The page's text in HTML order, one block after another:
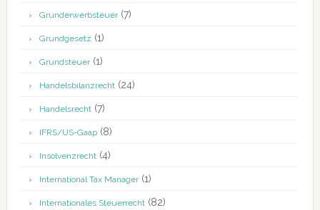
Grunderwerbsteuer(7)
Grundgesetz (1)
Grundsteuer(1)
Handelsbilanzrecht(24)
Handelsrecht(7)
IFRS/US-Gaap(8)
Insolvenzrecht(4)
International Tax Manager(1)
Internationales Steuerrecht(82)